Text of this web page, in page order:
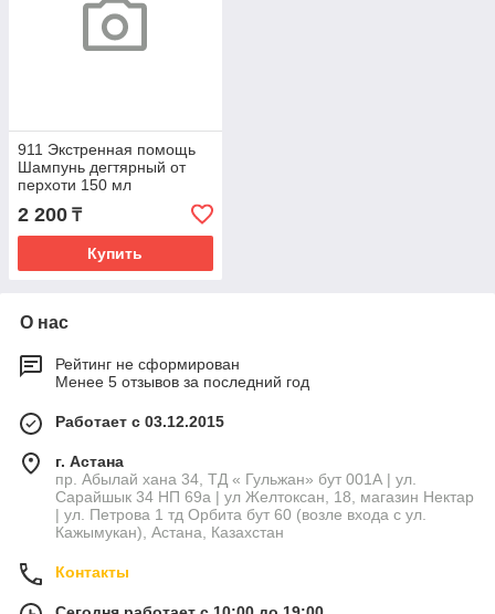
911 Экстренная помощь
Шампунь дегтярный от
перхоти 150 мл
2 200 ₸
Купить
О нас
Рейтинг не сформирован
Менее 5 отзывов за последний год
Работает с 03.12.2015
г. Астана
пр. Абылай хана 34, ТД « Гульжан» бут 001А | ул.
Сарайшык 34 НП 69а | ул Желтоксан, 18, магазин Нектар
| ул. Петрова 1 тд Орбита бут 60 (возле входа с ул.
Кажымукан), Астана, Казахстан
Контакты